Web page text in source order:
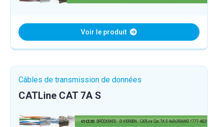
Voir le produit
Câbles de transmission de données
CATLine CAT 7A S